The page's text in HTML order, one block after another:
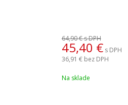
64,90 €s DPH
45,40 € s DPH
36,91 € bez DPH
Na sklade